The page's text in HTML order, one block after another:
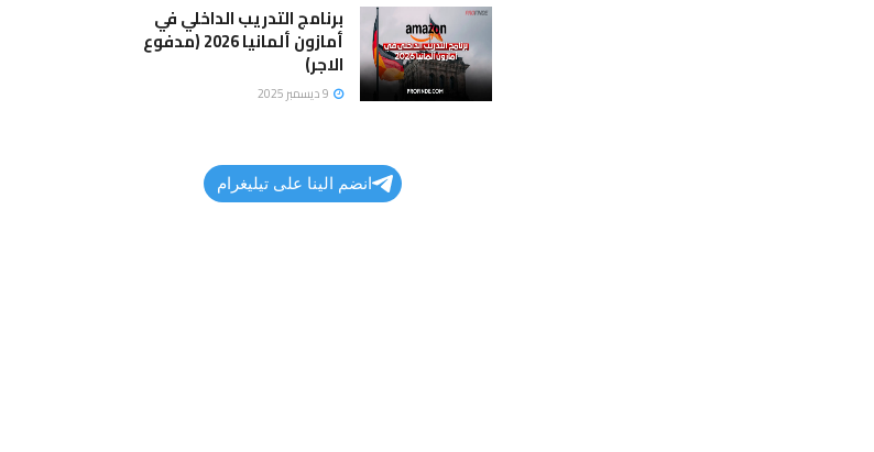
برنامج التدريب الداخلي في
أمازون ألمانيا 2026 (مدفوع
الاجر)
انضم الينا على تيليغرام